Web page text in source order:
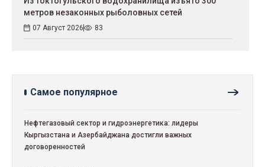
метров незаконных рыболовных сетей
07 Август 2026 83
Самое популярное
Нефтегазовый сектор и гидроэнергетика: лидеры
Кыргызстана и Азербайджана достигли важных
договоренностей